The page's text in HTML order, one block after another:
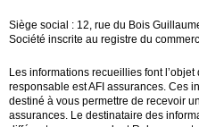
Siège social : 12, rue du Bois
Société inscrite au registre du
Les informations recueillies font
responsable est AFI assurances. Ces
destiné à vous permettre de recevoir
assurances. Le destinataire des